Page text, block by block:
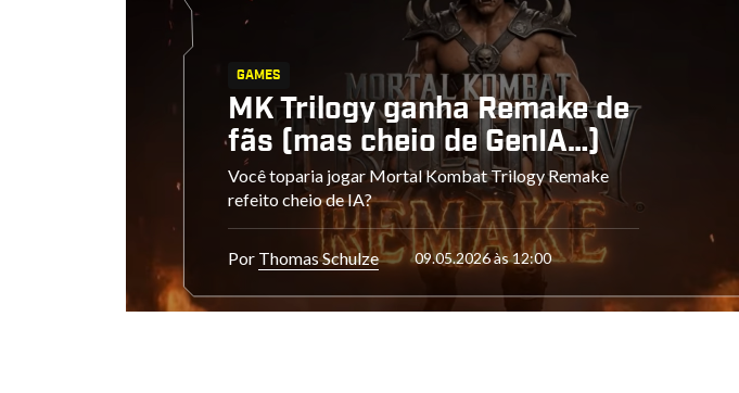
GAMES
MK Trilogy ganha Remake de
fãs (mas cheio de GenIA…)
Você toparia jogar Mortal Kombat Trilogy Remake
refeito cheio de IA?
Por Thomas Schulze 09.05.2026 às 12:00